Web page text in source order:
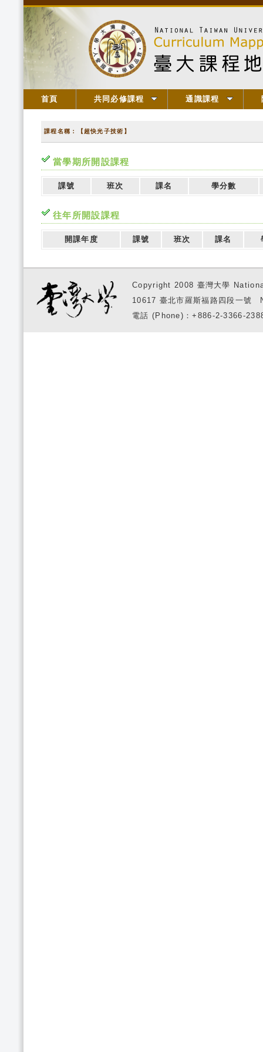
首頁 共同必修課程 通識課程
課程名稱：【超快光子技術】
當學期所開設課程
課號 班次 課名 學分數
往年所開設課程
開課年度 課號 班次 課名
Copyright 2008 臺灣大學
10617 臺北市羅斯福路四段一
電話 (Phone)：+886-2-3366-